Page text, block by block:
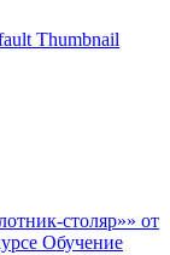
столяр»» от
Обучение